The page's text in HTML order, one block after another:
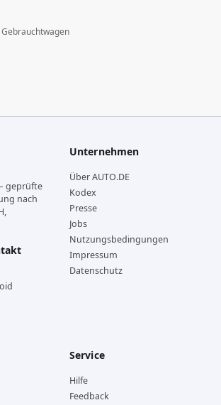
geprüfte
nach
Unternehmen
Über AUTO.DE
Kodex
Presse
Jobs
Nutzungsbedingungen
Impressum
Datenschutz
Service
Hilfe
Feedback